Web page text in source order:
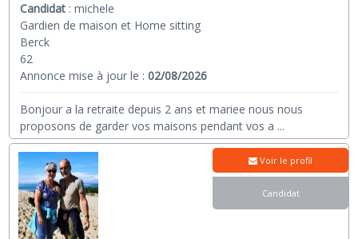
Candidat :michele
Gardien de maison et Home sitting
Berck
62
Annonce mise à jour le :02/08/2026
Bonjour a la retraite depuis 2 ans et mariee nous nous
proposons de garder vos maisons pendant vos a ...
Voir le profil
Candidat